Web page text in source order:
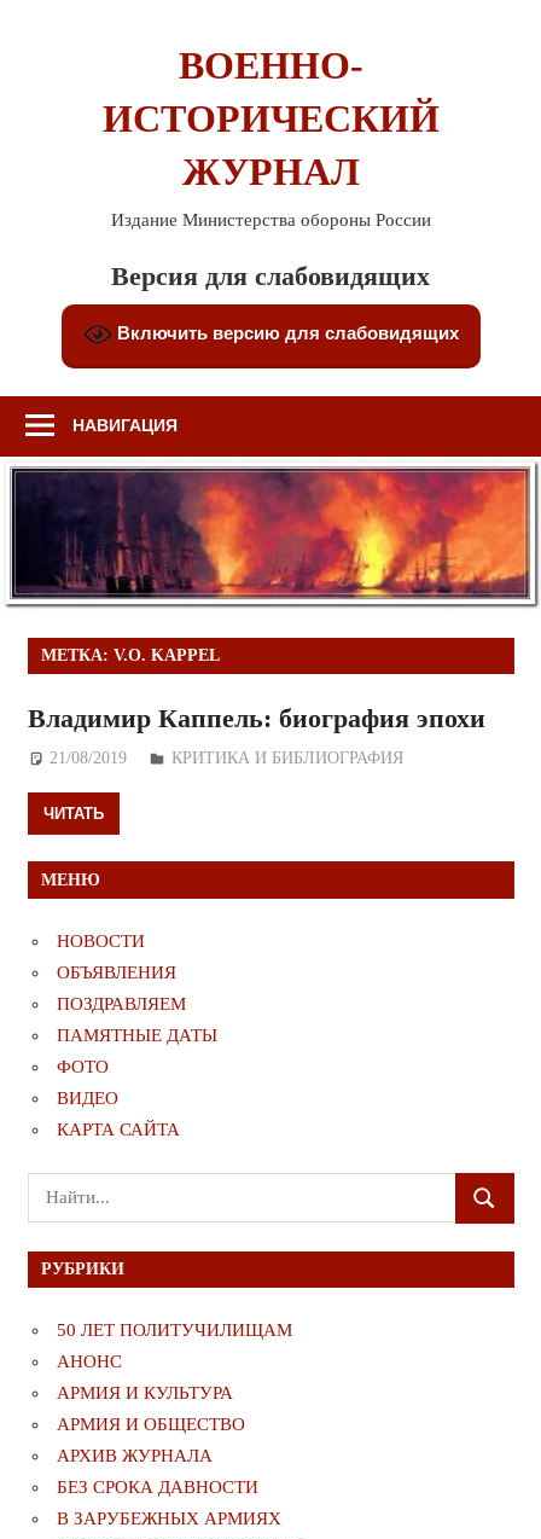
ВОЕННО-
ИСТОРИЧЕСКИЙ
ЖУРНАЛ
Издание Министерства обороны России
Версия для слабовидящих
Включить версию для слабовидящих
НАВИГАЦИЯ
МЕТКА: V.O. KAPPEL
Владимир Каппель: биография эпохи
21/08/2019 Дежурный по Редакции
КРИТИКА И БИБЛИОГРАФИЯ
ЧИТАТЬ
МЕНЮ
НОВОСТИ
ОБЪЯВЛЕНИЯ
ПОЗДРАВЛЯЕМ
ПАМЯТНЫЕ ДАТЫ
ФОТО
ВИДЕО
КАРТА САЙТА
Поиск
для:
ПОИСК
РУБРИКИ
50 ЛЕТ ПОЛИТУЧИЛИЩАМ
АНОНС
АРМИЯ И КУЛЬТУРА
АРМИЯ И ОБЩЕСТВО
АРХИВ ЖУРНАЛА
БЕЗ СРОКА ДАВНОСТИ
В ЗАРУБЕЖНЫХ АРМИЯХ